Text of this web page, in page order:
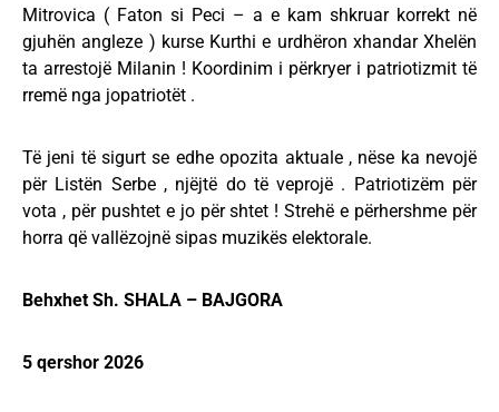
Mitrovica ( Faton si Peci – a e kam shkruar korrekt në
gjuhën angleze ) kurse Kurthi e urdhëron xhandar Xhelën
ta arrestojë Milanin ! Koordinim i përkryer i patriotizmit të
rremë nga jopatriotët .
Të jeni të sigurt se edhe opozita aktuale , nëse ka nevojë
për Listën Serbe , njëjtë do të veprojë . Patriotizëm për
vota , për pushtet e jo për shtet ! Strehë e përhershme për
horra që vallëzojnë sipas muzikës elektorale.
Behxhet Sh. SHALA – BAJGORA
5 qershor 2026